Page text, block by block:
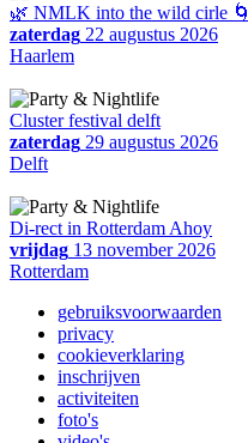
🌿 NMLK into the wild cirle 🌀
zaterdag 22 augustus 2026
Haarlem
Cluster festival delft
zaterdag 29 augustus 2026
Delft
Di-rect in Rotterdam Ahoy
vrijdag 13 november 2026
Rotterdam
gebruiksvoorwaarden
privacy
cookieverklaring
inschrijven
activiteiten
foto's